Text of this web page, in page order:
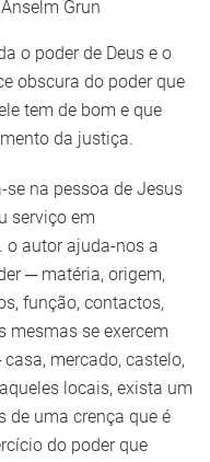
o poder de Deus e o
obscura do poder que
tem de bom e que
da justiça.
na pessoa de Jesus
serviço em
autor ajuda-nos a
─ matéria, origem,
função, contactos,
se exercem
mercado, castelo,
locais, exista um
de uma crença que é
do poder que